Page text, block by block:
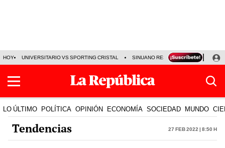
HOY UNIVERSITARIO VS SPORTING CRISTAL SINUANO RESULTADOS HOY
LO ÚLTIMO POLÍTICA OPINIÓN ECONOMÍA SOCIEDAD MUNDO
Tendencias 27 Feb 2022 | 8:50 h